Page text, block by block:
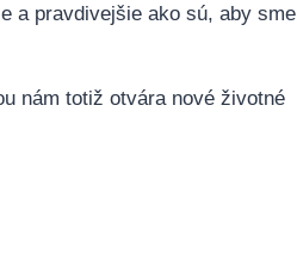
a pravdivejšie ako sú, aby sme
nám totiž otvára nové životné